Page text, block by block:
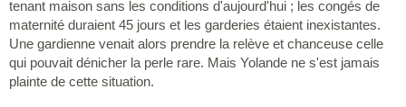
tenant maison sans les conditions d'aujourd'hui ; les congés de
maternité duraient 45 jours et les garderies étaient inexistantes.
Une gardienne venait alors prendre la relève et chanceuse celle
qui pouvait dénicher la perle rare. Mais Yolande ne s'est jamais
plainte de cette situation.